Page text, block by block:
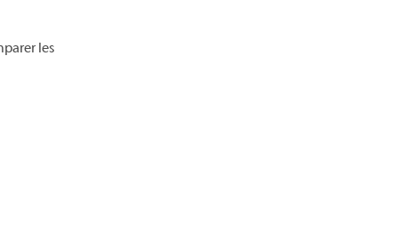
les